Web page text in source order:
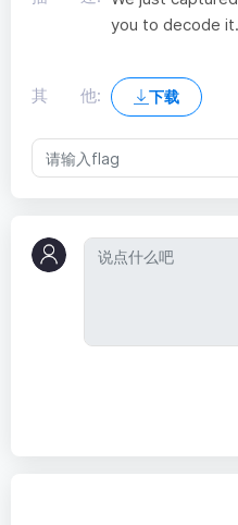
you to decode it.
其 他: 下载